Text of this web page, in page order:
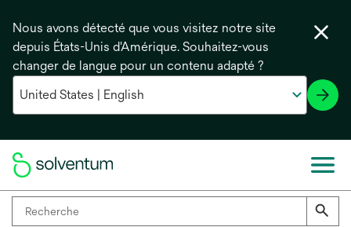
Nous avons détecté que vous visitez notre site
depuis États-Unis d'Amérique. Souhaitez-vous
changer de langue pour un contenu adapté ?